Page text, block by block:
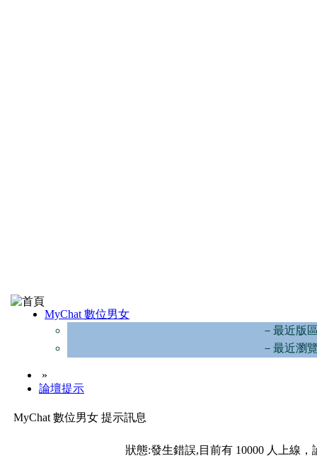
MyChat 數位男女
－最近版
－最近瀏
»
論壇提示
MyChat 數位男女 提示訊息
狀態:發生錯誤,目前有 10000 人上線